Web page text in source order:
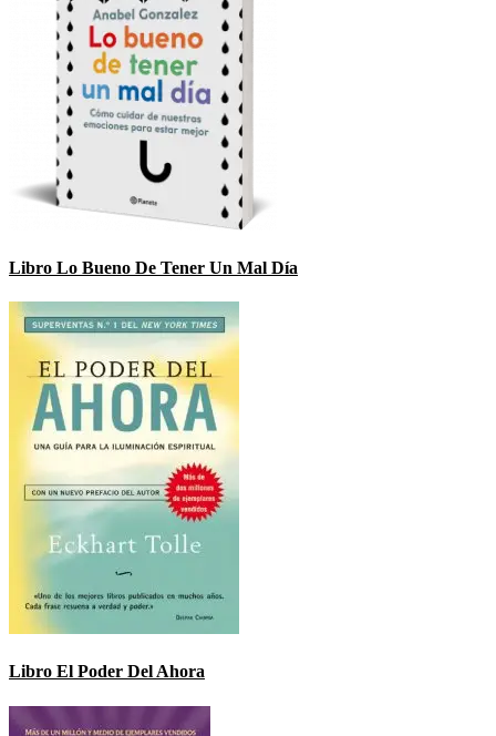
Libro Lo Bueno De Tener Un Mal Día
Libro El Poder Del Ahora